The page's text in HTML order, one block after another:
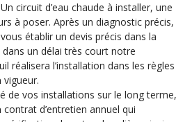
Un circuit d’eau chaude à installer, une
à poser. Après un diagnostic précis,
établir un devis précis dans la
un délai très court notre
réalisera l’installation dans les règles
vigueur.
de vos installations sur le long terme,
d’entretien annuel qui